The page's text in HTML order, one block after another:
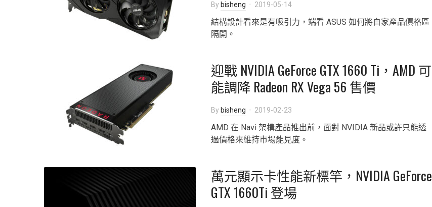
By bisheng 2019-05-14
結構設計看來是有吸引力，端看 ASUS 如何將自家產品價格區
隔開。
迎戰 NVIDIA GeForce GTX 1660 Ti，AMD 可
能調降 Radeon RX Vega 56 售價
By bisheng 2019-02-23
AMD 在 Navi 架構產品推出前，面對 NVIDIA 新品或許只能透
過價格來維持市場能見度。
萬元顯示卡性能新標竿，NVIDIA GeForce
GTX 1660Ti 登場